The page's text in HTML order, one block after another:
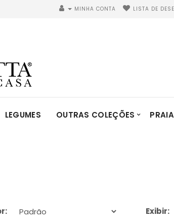
MINHA CONTA LISTA DE
LEGUMES OUTRAS COLEÇÕES PRAIA
Exibir: